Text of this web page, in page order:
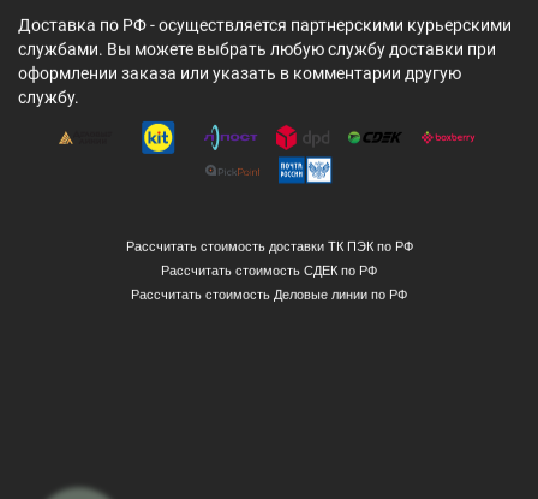
Доставка по РФ - осуществляется партнерскими курьерскими
службами. Вы можете выбрать любую службу доставки при
оформлении заказа или указать в комментарии другую
службу.
Рассчитать стоимость доставки ТК ПЭК по РФ
Рассчитать стоимость СДЕК по РФ
Рассчитать стоимость Деловые линии по РФ